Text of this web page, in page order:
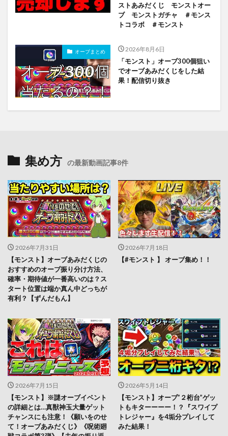
ストあみだくじ モンストオー
ブ モンストガチャ ＃モンス
トコラボ ＃モンスト
オーブまとめ 2026年8月6日
「モンスト」オーブ300個狙い
でオーブあみだくじをした結
果！配信切り抜き
集め方 の最新動画記事8件
2026年7月31日
【モンスト】オーブあみだくじの
おすすめのオーブ振り分け方法、
確率・期待値が一番高いのは？ス
タート位置は端か真ん中どっちが
有利？【ずんだもん】
2026年7月18日
【#モンスト 】 オーブ集め！！
2026年7月15日
【モンスト】※謎オーブイベント
の詳細とは…真獣神玉大量ゲット
チャンスにも注意！《願いをのせ
て！オーブあみだくじ》《呪術廻
2026年5月14日
【モンスト】オーブ”２桁台”ゲッ
トもキターーーー！？『スワイプ
トレジャー』を4垢分プレイして
みた結果！